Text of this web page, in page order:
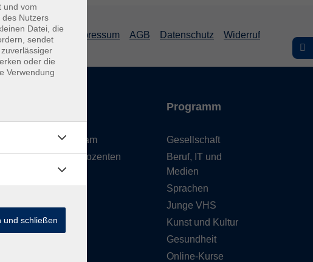
Impressum AGB Datenschutz Widerruf
Unser Team
Unsere Dozenten
Gebäude
Programm
Gesellschaft
Beruf, IT und
Medien
Sprachen
Junge VHS
Kunst und Kultur
Gesundheit
Online-Kurse
und vom
Nutzers
Datei, die
sendet
oder die
Verwendung
und schließen